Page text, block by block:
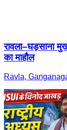
रावला–घड़साना
का माहौल
Ravla,